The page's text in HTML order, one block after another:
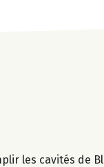
les cavités de